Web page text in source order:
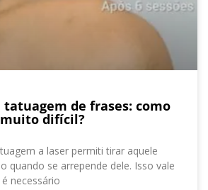
tatuagem de frases: como
difícil?
a laser permiti tirar aquele
quando se arrepende dele. Isso vale
necessário